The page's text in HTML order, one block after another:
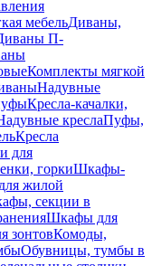
мебельДиваны,
П-
Комплекты мягкой
Надувные
Кресла-качалки,
креслаПуфы,
Кресла
для
горкиШкафы-
жилой
секции в
Шкафы для
зонтовКомоды,
Обувницы, тумбы в